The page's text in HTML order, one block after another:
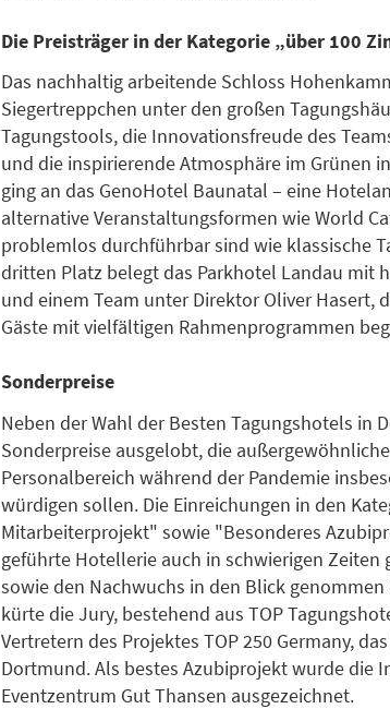
Die Preisträger in der Kategorie „über 100
Das nachhaltig arbeitende Schloss
Siegertreppchen unter den großen
Tagungstools, die Innovationsfreude des
und die inspirierende Atmosphäre im Grünen
ging an das GenoHotel Baunatal – eine
alternative Veranstaltungsformen wie World
problemlos durchführbar sind wie klassische
dritten Platz belegt das Parkhotel Landau mit
und einem Team unter Direktor Oliver Hasert,
Gäste mit vielfältigen Rahmenprogrammen
Sonderpreise
Neben der Wahl der Besten Tagungshotels in
Sonderpreise ausgelobt, die
Personalbereich während der Pandemie
würdigen sollen. Die Einreichungen in den
Mitarbeiterprojekt" sowie "Besonderes
geführte Hotellerie auch in schwierigen
sowie den Nachwuchs in den Blick
kürte die Jury, bestehend aus TOP
Vertretern des Projektes TOP 250 Germany,
Dortmund. Als bestes Azubiprojekt wurde die
Eventzentrum Gut Thansen ausgezeichnet.